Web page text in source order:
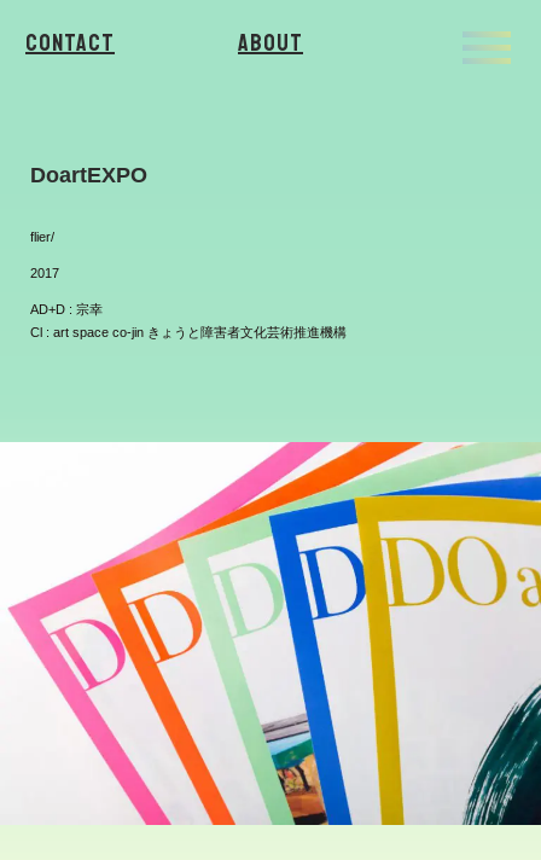
Contact About
DoartEXPO
flier/
2017
AD+D : 宗幸
Cl : art space co-jin きょうと障害者文化芸術推進機構